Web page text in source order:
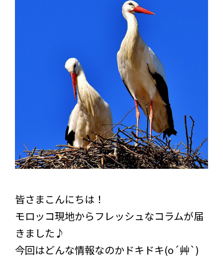
皆さまこんにちは！
モロッコ現地からフレッシュなコラムが届
きました♪
今回はどんな情報なのかドキドキ(o´艸`)